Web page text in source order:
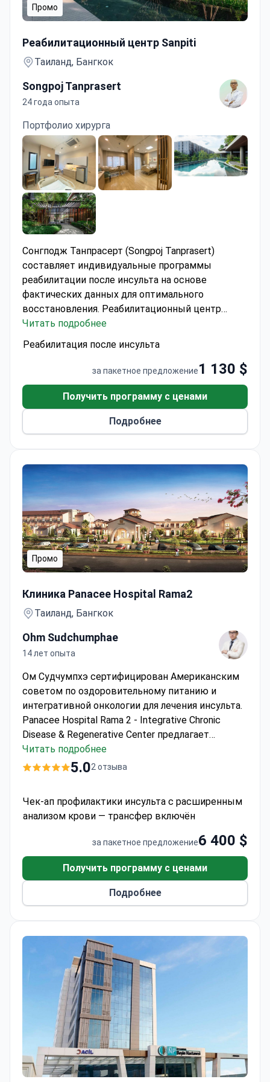
Промо
Реабилитационный центр Sanpiti
Таиланд, Бангкок
Songpoj Tanprasert
24 года опыта
Портфолио хирурга
Сонгподж Танпрасерт (Songpoj Tanprasert)
составляет индивидуальные программы
реабилитации после инсульта на основе
фактических данных для оптимального
восстановления. Реабилитационный центр
Sanpiti аккредитован AACI, что гарантирует
высокие стандарты реабилитации после
В стоимость включено:
круглосуточные услуги медсестры, трехразовое
невролога, врача, терапевта, общий анализ крови
(ОАК), медикаменты, послеоперационный уход,
индивидуальная палата. Информация о
входит в стоимость.
Читать подробнее
Реабилитация после инсульта
за пакетное предложение1 130 $
Получить программу с ценами
Подробнее
Промо
Клиника Panacee Hospital Rama2
Таиланд, Бангкок
Ohm Sudchumphae
14 лет опыта
Ом Судчумпхэ сертифицирован Американским
советом по оздоровительному питанию и
интегративной онкологии для лечения инсульта.
Panacee Hospital Rama 2 - Integrative Chronic
Disease & Regenerative Center предлагает
клеточную терапию, сертифицированную по
стандарту GMP, для восстановления после
Информация о пребывании:рекомендуется
проживание в отеле в течение 5 дней;
проживание не включено в стоимость.
Читать подробнее
5.02 отзыва
Чек-ап профилактики инсульта с расширенным
анализом крови — трансфер включён
за пакетное предложение6 400 $
Получить программу с ценами
Подробнее